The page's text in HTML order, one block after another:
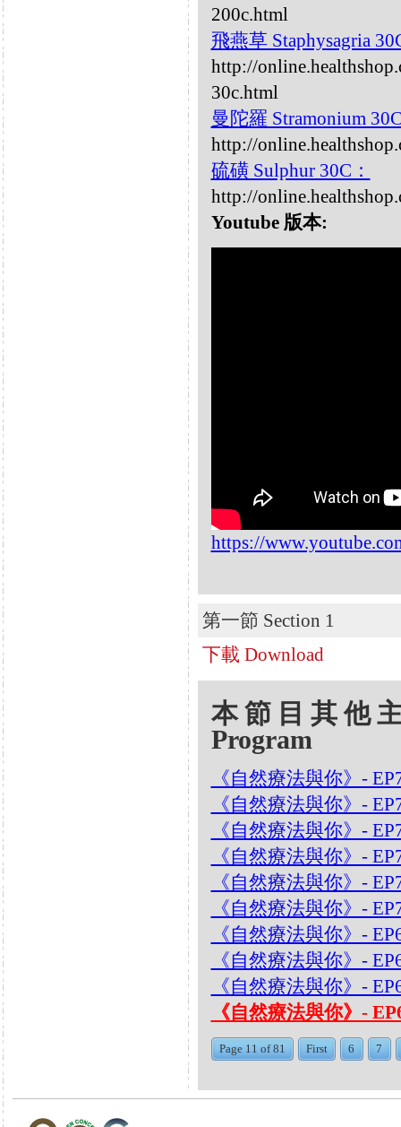
200c.html
飛燕草 Staphysagria
http://
30c.html
曼陀羅 Stramonium
http://
硫磺 Sulphur 30C：
http://
Youtube 版本:
https://
第一節 Section 1
下載 Download
本節目其他
Program
《自然療法與你》-
《自然療法與你》-
《自然療法與你》-
《自然療法與你》-
《自然療法與你》-
《自然療法與你》-
《自然療法與你》-
《自然療法與你》-
《自然療法與你》-
《自然療法與你》-
Page 11 of 81 First 6 7